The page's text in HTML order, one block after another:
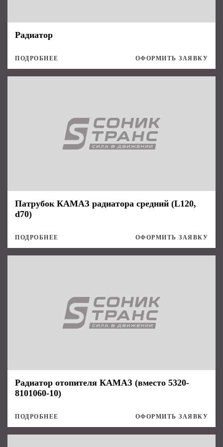
Радиатор
ПОДРОБНЕЕ ОФОРМИТЬ ЗАЯВКУ
Патрубок КАМАЗ радиатора средний (L120,
d70)
ПОДРОБНЕЕ ОФОРМИТЬ ЗАЯВКУ
Радиатор отопителя КАМАЗ (вместо 5320-
8101060-10)
ПОДРОБНЕЕ ОФОРМИТЬ ЗАЯВКУ